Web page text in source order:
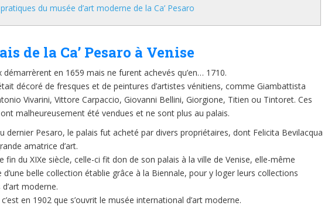
du musée d’art moderne de la Ca’ Pesaro
de la Ca’ Pesaro à Venise
démarrèrent en 1659 mais ne furent achevés qu’en… 1710.
décoré de fresques et de peintures d’artistes vénitiens, comme Giambattista
Vivarini, Vittore Carpaccio, Giovanni Bellini, Giorgione, Titien ou Tintoret. Ces
malheureusement été vendues et ne sont plus au palais.
dernier Pesaro, le palais fut acheté par divers propriétaires, dont Felicita Bevilacqua
amatrice d’art.
fin du XIXe siècle, celle-ci fit don de son palais à la ville de Venise, elle-même
d’une belle collection établie grâce à la Biennale, pour y loger leurs collections
moderne.
en 1902 que s’ouvrit le musée international d’art moderne.